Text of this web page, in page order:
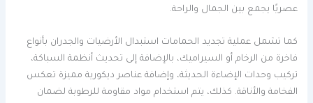
عصريًا يجمع بين الجمال والراحة.
كما تشمل عملية تجديد الحمامات استبدال الأرضيات والجدران بأنواع
فاخرة من الرخام أو السيراميك، بالإضافة إلى تحديث أنظمة السباكة،
تركيب وحدات الإضاءة الحديثة، وإضافة عناصر ديكورية مميزة تعكس
الفخامة والأناقة. كذلك، يتم استخدام مواد مقاومة للرطوبة لضمان